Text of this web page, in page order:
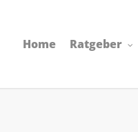
Home Ratgeber